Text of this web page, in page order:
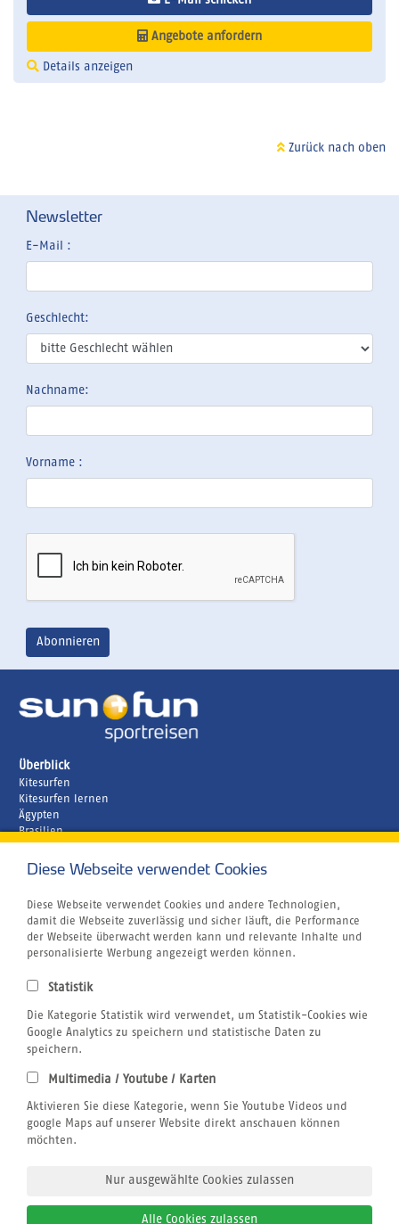
Angebote anfordern
Details anzeigen
Zurück nach oben
Newsletter
E-Mail :
Geschlecht:
Nachname:
Vorname :
Überblick
Kitesurfen
Kitesurfen lernen
Ägypten
Brasilien
Kapverden
Unternehmen
Rund um´s Buchen
Reiseversicherung
Gutschein
Centrum für Reisemedizin
Windsurfen
Wingfoilen
Bildnachweis
Airline Blacklist
Rechtliches
AGB
Datenschutz
Diese Webseite verwendet Cookies
Diese Webseite verwendet Cookies und andere Technologien,
damit die Webseite zuverlässig und sicher läuft, die Performance
der Webseite überwacht werden kann und relevante Inhalte und
personalisierte Werbung angezeigt werden können.
Statistik
Die Kategorie Statistik wird verwendet, um Statistik-Cookies wie
Google Analytics zu speichern und statistische Daten zu
speichern.
Multimedia / Youtube / Karten
Aktivieren Sie diese Kategorie, wenn Sie Youtube Videos und
google Maps auf unserer Website direkt anschauen können
möchten.
Nur ausgewählte Cookies zulassen
Alle Cookies zulassen